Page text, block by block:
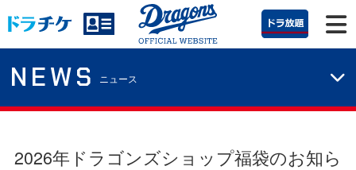
NEWS ニュース
2026年ドラゴンズショップ福袋のお知ら